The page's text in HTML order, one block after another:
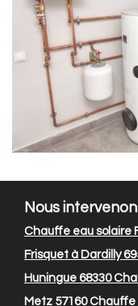
Nous
Chauffe eau solaire
Frisquet à Dardilly
Huningue 68330
Metz 57160Chauffe